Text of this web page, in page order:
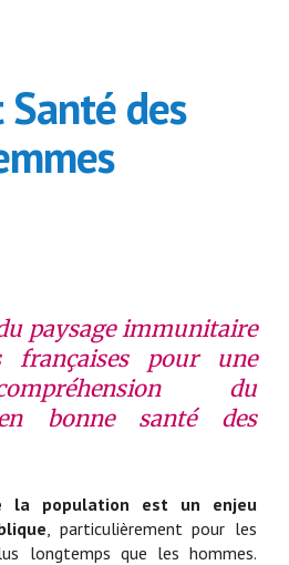
Santé des
paysage immunitaire
françaises pour une
du
bonne santé des
la population est un enjeu
, particulièrement pour les
longtemps que les hommes.